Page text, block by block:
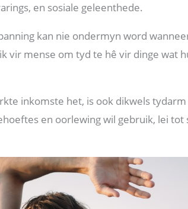
en sosiale geleenthede.
kan nie ondermyn word
vir mense om tyd te hê vir dinge wat
inkomste het, is ook dikwels
en oorlewing wil gebruik, lei tot